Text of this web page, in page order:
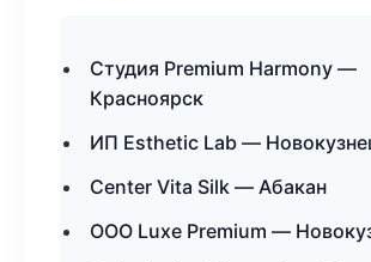
Студия Premium Harmony —
Красноярск
ИП Esthetic Lab —
Center Vita Silk — Абакан
ООО Luxe Premium —